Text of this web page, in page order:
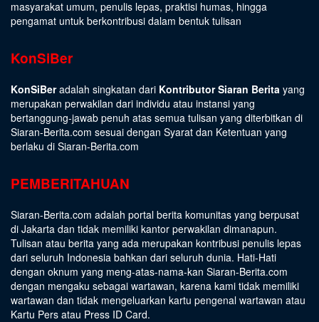
masyarakat umum, penulis lepas, praktisi humas, hingga
pengamat untuk berkontribusi dalam bentuk tulisan
KonSiBer
KonSiBeradalah singkatan dari Kontributor Siaran Berita yang
merupakan perwakilan dari individu atau instansi yang
bertanggung-jawab penuh atas semua tulisan yang diterbitkan di
Siaran-Berita.com sesuai dengan Syarat dan Ketentuan yang
berlaku di Siaran-Berita.com
PEMBERITAHUAN
Siaran-Berita.com adalah portal berita komunitas yang berpusat
di Jakarta dan tidak memiliki kantor perwakilan dimanapun.
Tulisan atau berita yang ada merupakan kontribusi penulis lepas
dari seluruh Indonesia bahkan dari seluruh dunia. Hati-Hati
dengan oknum yang meng-atas-nama-kan Siaran-Berita.com
dengan mengaku sebagai wartawan, karena kami tidak memiliki
wartawan dan tidak mengeluarkan kartu pengenal wartawan atau
Kartu Pers atau Press ID Card.